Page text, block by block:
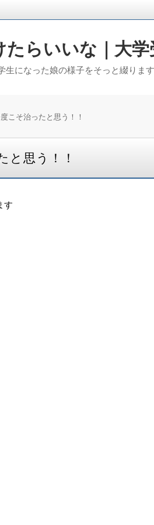
たらいいな｜大
になった娘の様子をそっと綴ります
そ治ったと思う！！
思う！！
す